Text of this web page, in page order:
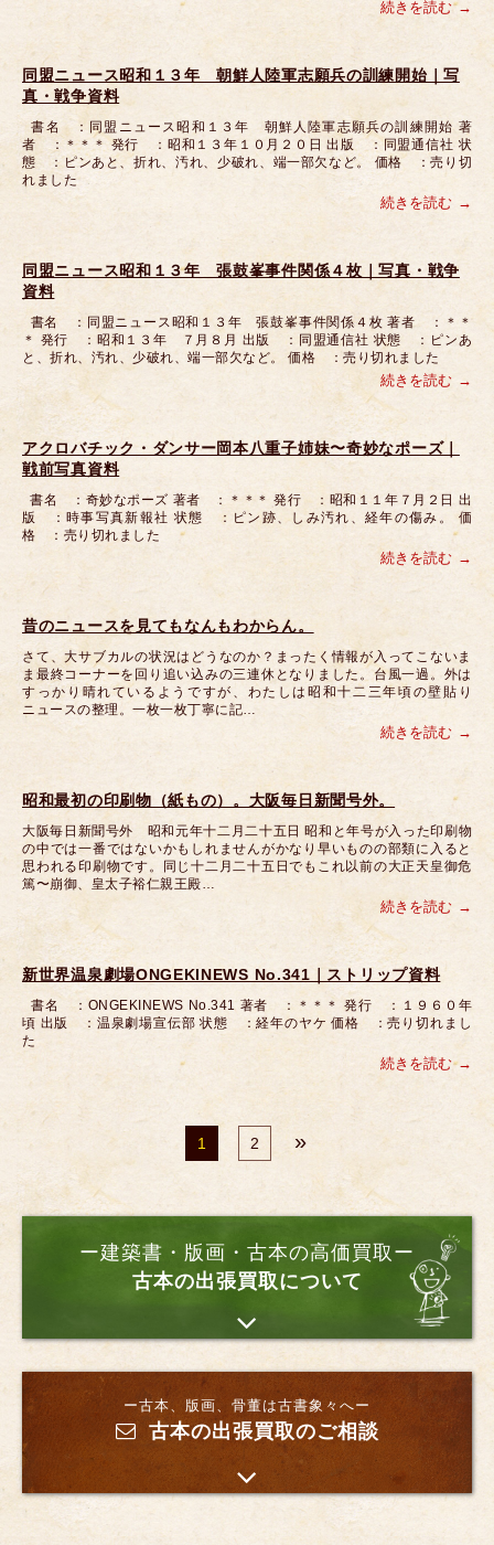
続きを読む
同盟ニュース昭和１３年 朝鮮人陸軍志願兵の訓練開始｜写
真・戦争資料
書名 ：同盟ニュース昭和１３年 朝鮮人陸軍志願兵の訓練開始 著
者 ：＊＊＊ 発行 ：昭和１３年１０月２０日 出版 ：同盟通信社 状
態 ：ピンあと、折れ、汚れ、少破れ、端一部欠など。 価格 ：売り切
れました
続きを読む
同盟ニュース昭和１３年 張鼓峯事件関係４枚｜写真・戦争
資料
書名 ：同盟ニュース昭和１３年 張鼓峯事件関係４枚 著者 ：＊＊
＊ 発行 ：昭和１３年 ７月８月 出版 ：同盟通信社 状態 ：ピンあ
と、折れ、汚れ、少破れ、端一部欠など。 価格 ：売り切れました
続きを読む
アクロバチック・ダンサー岡本八重子姉妹〜奇妙なポーズ｜
戦前写真資料
書名 ：奇妙なポーズ 著者 ：＊＊＊ 発行 ：昭和１１年７月２日 出
版 ：時事写真新報社 状態 ：ピン跡、しみ汚れ、経年の傷み。 価
格 ：売り切れました
続きを読む
昔のニュースを見てもなんもわからん。
さて、大サブカルの状況はどうなのか？まったく情報が入ってこないま
ま最終コーナーを回り追い込みの三連休となりました。台風一過。外は
すっかり晴れているようですが、わたしは昭和十二三年頃の壁貼り
ニュースの整理。一枚一枚丁寧に記…
続きを読む
昭和最初の印刷物（紙もの）。大阪毎日新聞号外。
大阪毎日新聞号外 昭和元年十二月二十五日 昭和と年号が入った印刷物
の中では一番ではないかもしれませんがかなり早いものの部類に入ると
思われる印刷物です。同じ十二月二十五日でもこれ以前の大正天皇御危
篤〜崩御、皇太子裕仁親王殿…
続きを読む
新世界温泉劇場ONGEKINEWS No.341｜ストリップ資料
書名 ：ONGEKINEWS No.341 著者 ：＊＊＊ 発行 ：１９６０年
頃 出版 ：温泉劇場宣伝部 状態 ：経年のヤケ 価格 ：売り切れまし
た
続きを読む
1 2 »
ー建築書・版画・古本の高価買取ー
古本の出張買取について
ー古本、版画、骨董は古書象々へー
古本の出張買取のご相談